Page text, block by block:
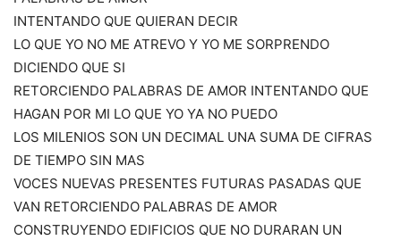
INTENTANDO QUE QUIERAN DECIR
LO QUE YO NO ME ATREVO Y YO ME SORPRENDO
DICIENDO QUE SI
RETORCIENDO PALABRAS DE AMOR INTENTANDO QUE
HAGAN POR MI LO QUE YO YA NO PUEDO
LOS MILENIOS SON UN DECIMAL UNA SUMA DE CIFRAS
DE TIEMPO SIN MAS
VOCES NUEVAS PRESENTES FUTURAS PASADAS QUE
VAN RETORCIENDO PALABRAS DE AMOR
CONSTRUYENDO EDIFICIOS QUE NO DURARAN UN